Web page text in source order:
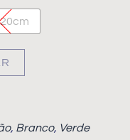
, Branco, Verde